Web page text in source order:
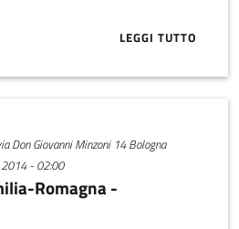
LEGGI TUTTO
ABOUT
Don Giovanni Minzoni 14 Bologna
- 02:00
Romagna -